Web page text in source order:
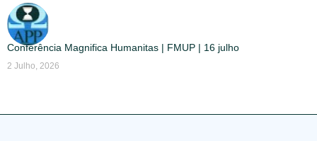
Conferência Magnifica Humanitas | FMUP | 16 julho
2 Julho, 2026